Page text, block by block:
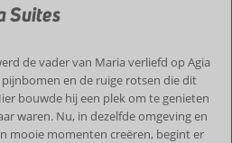
Suites
de vader van Maria verliefd op Agia
pijnbomen en de ruige rotsen die dit
bouwde hij een plek om te genieten
waren. Nu, in dezelfde omgeving en
mooie momenten creëren, begint er